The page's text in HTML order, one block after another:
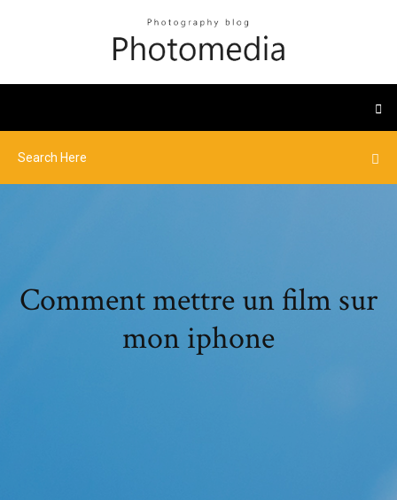
Comment mettre un film sur
mon iphone